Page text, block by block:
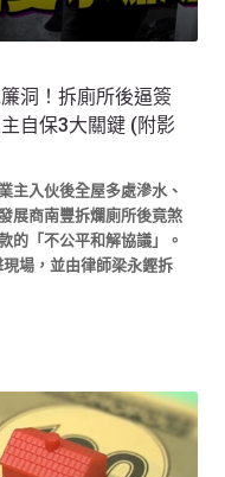
洞！拆廁所後逼簽
自保3大關鍵 (附影
主入伙後全屋多處滲水、
展商南豐拆爛廁所後竟煞
的「不公平和解協議」。
場，並由律師梁永鏗拆